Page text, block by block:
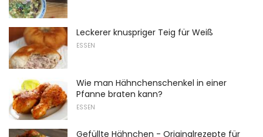
Leckerer knuspriger Teig für Weiß
ESSEN
Wie man Hähnchenschenkel in einer
Pfanne braten kann?
ESSEN
Gefüllte Hähnchen - Originalrezepte für